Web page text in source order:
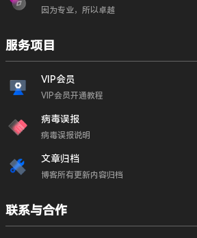
因为专业，所以卓越
服务项目
VIP会员
VIP会员开通教程
病毒误报
病毒误报说明
文章归档
博客所有更新内容归档
联系与合作